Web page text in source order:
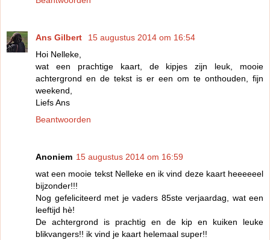
Ans Gilbert
15 augustus 2014 om 16:54
Hoi Nelleke,
wat een prachtige kaart, de kipjes zijn leuk, mooie
achtergrond en de tekst is er een om te onthouden, fijn
weekend,
Liefs Ans
Beantwoorden
Anoniem 15 augustus 2014 om 16:59
wat een mooie tekst Nelleke en ik vind deze kaart heeeeeel
bijzonder!!!
Nog gefeliciteerd met je vaders 85ste verjaardag, wat een
leeftijd hè!
De achtergrond is prachtig en de kip en kuiken leuke
blikvangers!! ik vind je kaart helemaal super!!